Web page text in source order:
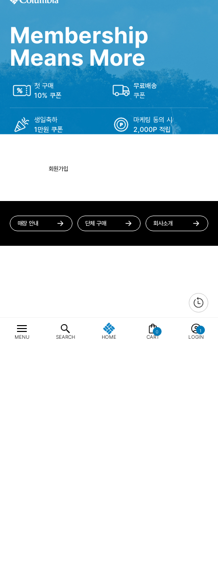
MENU SEARCH HOME
0
CART LOGIN
Membership
Means More
첫 구매
10% 쿠폰
무료배송
쿠폰
생일축하
1만원 쿠폰
마케팅 동의 시
2,000P 적립
회원가입
매장 안내 단체 구매 회사소개